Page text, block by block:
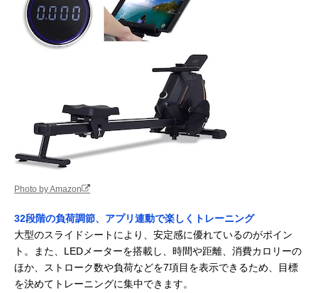
Photo by Amazon
32段階の負荷調節、アプリ連動で楽しくトレーニング
大型のスライドシートにより、安定感に優れているのがポイン
ト。また、LEDメーターを搭載し、時間や距離、消費カロリーの
ほか、ストローク数や負荷などを7項目を表示できるため、目標
を決めてトレーニングに集中できます。